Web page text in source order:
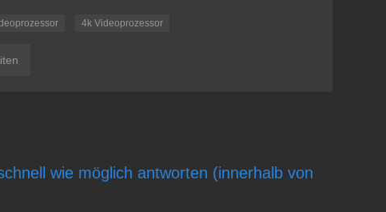
4k Videoprozessor
wie möglich antworten (innerhalb von